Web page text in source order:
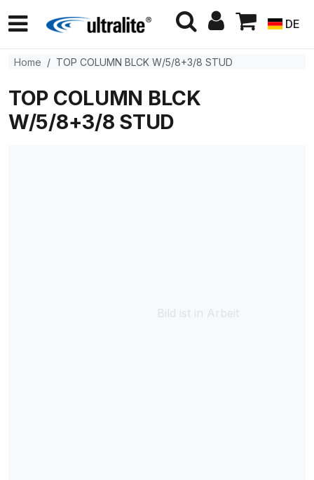
DE
Home TOP COLUMN BLCK W/5/8+3/8 STUD
TOP COLUMN BLCK
W/5/8+3/8 STUD
Bild ist in Arbeit